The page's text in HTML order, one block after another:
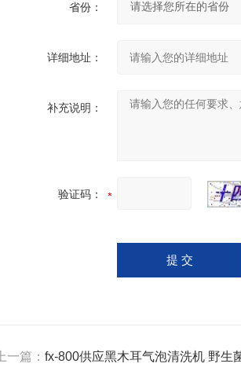
省份：
详细地址：
补充说明：
验证码：
上一篇：fx-800供应黑木耳气泡清洗机 野生